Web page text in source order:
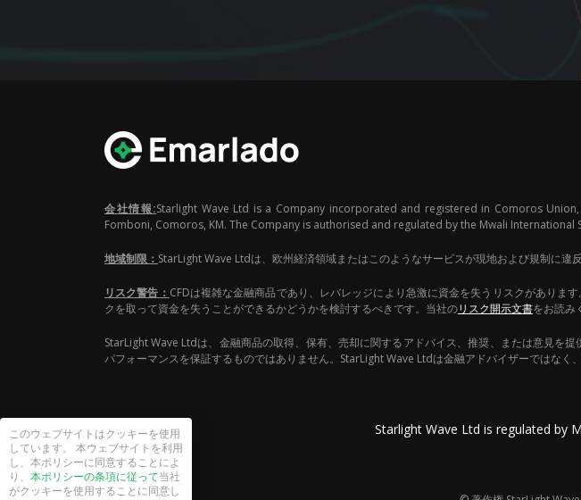
会社情報:Starlight Wave Ltd is a Company incorporated and registered in Comoros
Fomboni, Comoros, KM. The Company is authorised and regulated by the Mwali
地域制限： StarLight Wave Ltdは、欧州経済領域またはこのようなサービスが現地および規制に違
リスク警告： CFDは複雑な金融商品であり、レバレッジにより急激に資金を失うリスクがありま
クを取って資金を失うことができるかどうかを検討するべきです。当社のリスク開示文書をお読み
StarLight Wave Ltdは、金融商品の取得、保有、売却に関するアドバイス、推奨、または意見を
パフォーマンスを保証するものではありません。StarLight Wave Ltdは金融アドバイザーではなく
Starlight Wave Ltd is regulated by
このウェブサイトはクッキーを使用
しています。 本ウェブサイトを利用
し、本ポリシーに同意することによ
り、 本ポリシーの条項に従って当社
がクッキーを使用することに同意し